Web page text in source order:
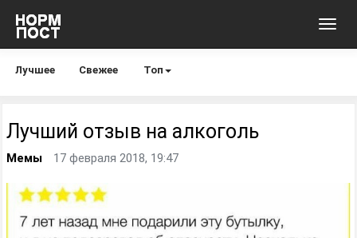
Лучшее Свежее Топ
Лучший отзыв на алкоголь
Мемы 17 февраля 2018, 19:47